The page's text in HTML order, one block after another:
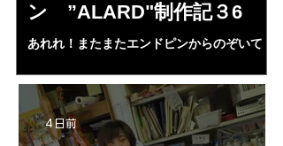
ン ”ALARD"制作記３6
あれれ！またまたエンドピンからのぞいて
ペーパー１００゜で徹底して削る。やっと光
が消えた。にかわで再度閉じる。消えた――
の小川さんの笑顔が満開となる・・。いよい
4 日前